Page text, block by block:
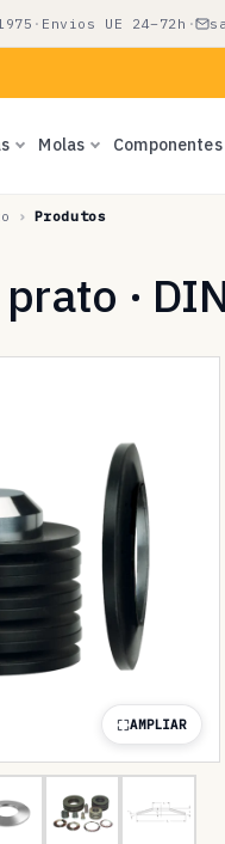
· Envios UE 24–72h ·
Molas
Produtos
·
AMPLIAR